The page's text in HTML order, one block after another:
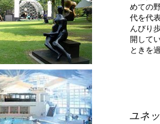
めての
代を代
んびり
開して
ときを
ユネ